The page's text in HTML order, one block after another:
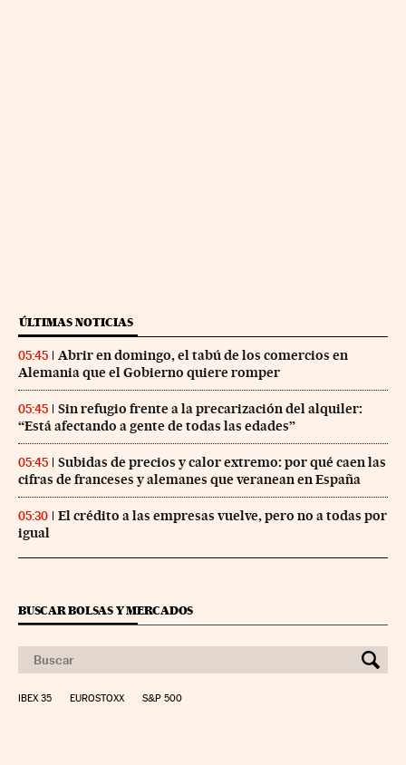
ÚLTIMAS NOTICIAS
05:45
Abrir en domingo, el tabú de los comercios en
Alemania que el Gobierno quiere romper
05:45
Sin refugio frente a la precarización del alquiler:
“Está afectando a gente de todas las edades”
05:45
Subidas de precios y calor extremo: por qué caen las
cifras de franceses y alemanes que veranean en España
05:30
El crédito a las empresas vuelve, pero no a todas por
igual
BUSCAR BOLSAS Y MERCADOS
IBEX 35 EUROSTOXX S&P 500